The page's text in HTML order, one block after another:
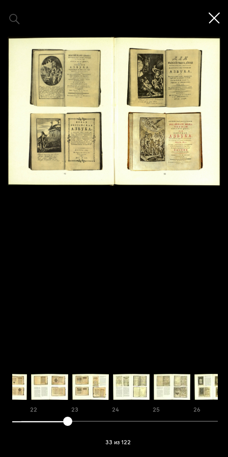
22 23 24 25 26
33 из 122